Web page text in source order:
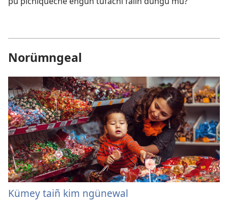
Norümngeal
Kümey taiñ kim ngünewal